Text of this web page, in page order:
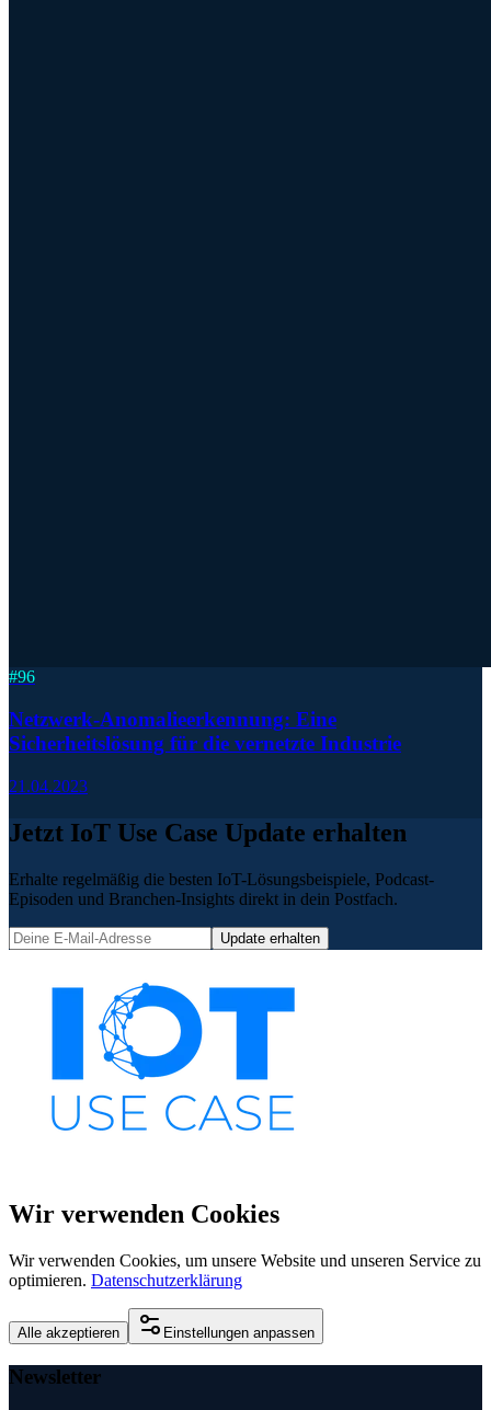
#96
Netzwerk-Anomalieerkennung: Eine
Sicherheitslösung für die vernetzte Industrie
21.04.2023
Jetzt IoT Use Case Update erhalten
Erhalte regelmäßig die besten IoT-Lösungsbeispiele, Podcast-
Episoden und Branchen-Insights direkt in dein Postfach.
Update erhalten
Wir verwenden Cookies
Wir verwenden Cookies, um unsere Website und unseren Service zu
optimieren. Datenschutzerklärung
Alle akzeptieren Einstellungen anpassen
Newsletter